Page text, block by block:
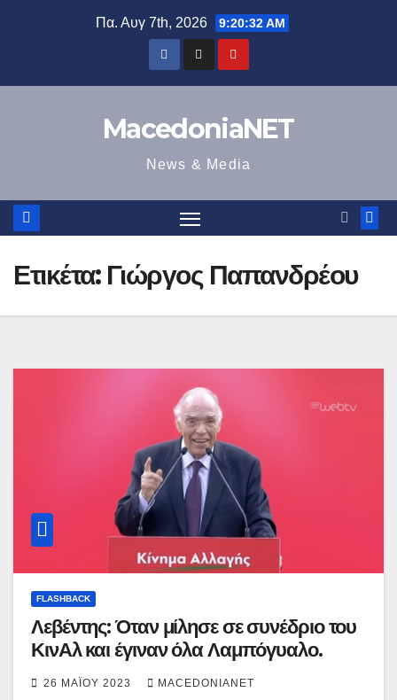
Πα. Αυγ 7th, 2026 9:20:32 AM
MacedoniaNET
News & Media
Ετικέτα: Γιώργος Παπανδρέου
FLASHBACK
Λεβέντης: Όταν μίλησε σε συνέδριο του
ΚινΑλ και έγιναν όλα Λαμπόγυαλο.
26 ΜΑΪ́ΟΥ 2023 MACEDONIANET